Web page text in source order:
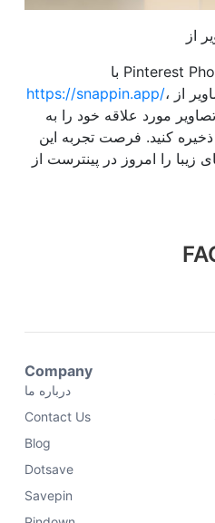
https://snappin.app/، دانلود تصاویر از Pinterest ساده تر
مورد علاقه خود را به
کنید. فرصت تجربه این
را امروز در پینترست از
Company
درباره ما
Contact Us
Blog
Dotsave
Savepin